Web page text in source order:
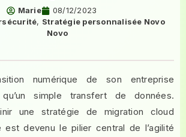
Marie
08/12/2023
, Stratégie personnalisée Novo
Novo
numérique de son entreprise
simple transfert de données.
une stratégie de migration cloud
devenu le pilier central de l’agilité